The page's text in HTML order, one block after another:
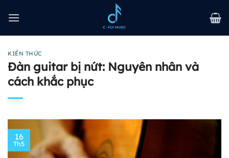
qua
KIẾN THỨC
Đàn guitar bị nứt: Nguyên nhân và
cách khắc phục
16
Th5